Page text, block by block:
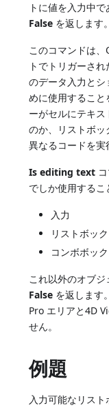
トに値を入力中
False を返します。
このコマンドは
トでトリガーさ
のデータ入力と
めに使用するこ
ーがセルにテキ
のか、リストボ
異なるコードを実
Is editing text
でしか使用する
入力
リストボッ
コンボボッ
これ以外のオブ
False を返します
Pro エリアと4D
せん。
例題
入力可能なリス